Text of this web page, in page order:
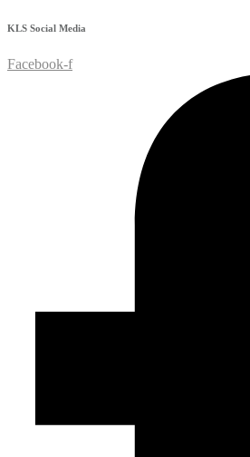
KLS Social Media
Facebook-f